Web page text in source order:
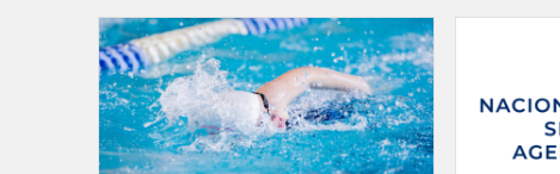
Antrokai
mokysis
plaukti